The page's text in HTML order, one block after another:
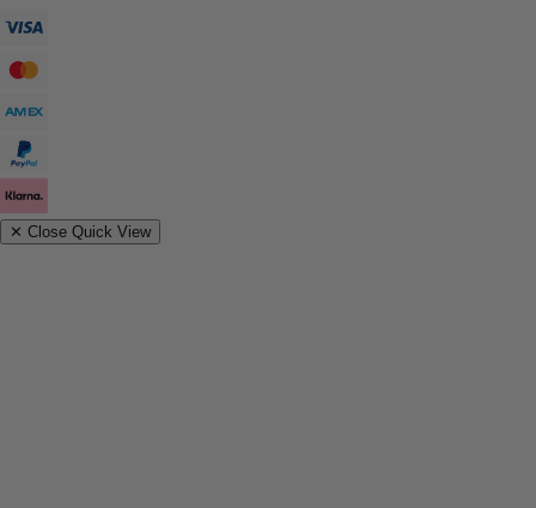
✕ Close Quick View